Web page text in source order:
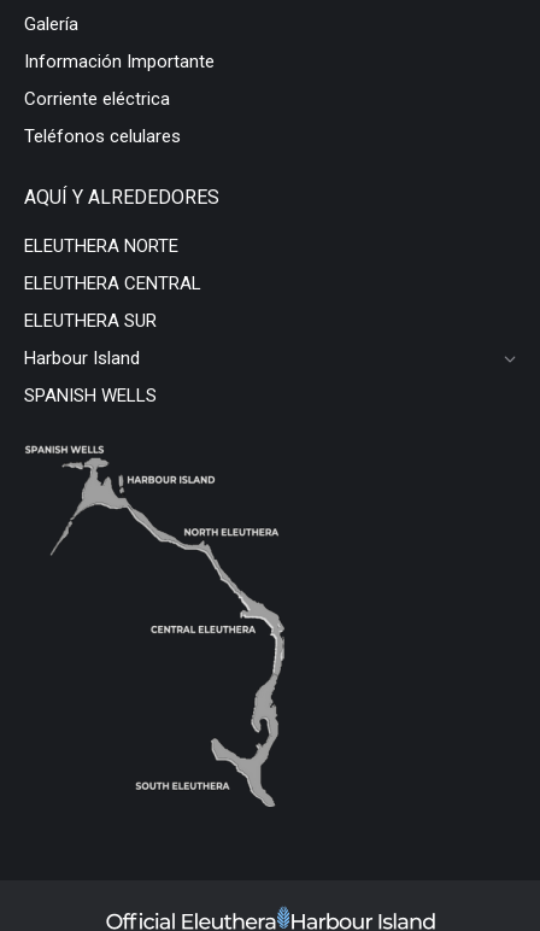
Galería
Información Importante
Corriente eléctrica
Teléfonos celulares
AQUÍ Y ALREDEDORES
ELEUTHERA NORTE
ELEUTHERA CENTRAL
ELEUTHERA SUR
Harbour Island
SPANISH WELLS